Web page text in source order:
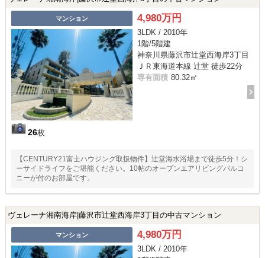
マンション
26枚
4,980万円
3LDK / 2010年
1階/5階建
神奈川県藤沢市辻堂西海岸3丁目
ＪＲ東海道本線 辻堂 徒歩22分
専有面積 80.32㎡
【CENTURY21富士ハウジング取扱物件】辻堂海水浴場まで徒歩5分！シ
ーサイドライフをご堪能ください。10帖のオープンエアリビングバルコ
ニーが付のお部屋です。
ヴェレーナ湘南海岸|藤沢市辻堂西海岸3丁目の中古マンション
マンション 4,980万円
3LDK / 2010年